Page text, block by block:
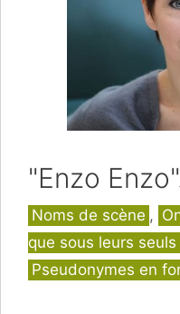
"Enzo
Catégories
Noms de scène ,
que sous leurs
Pseudonymes en